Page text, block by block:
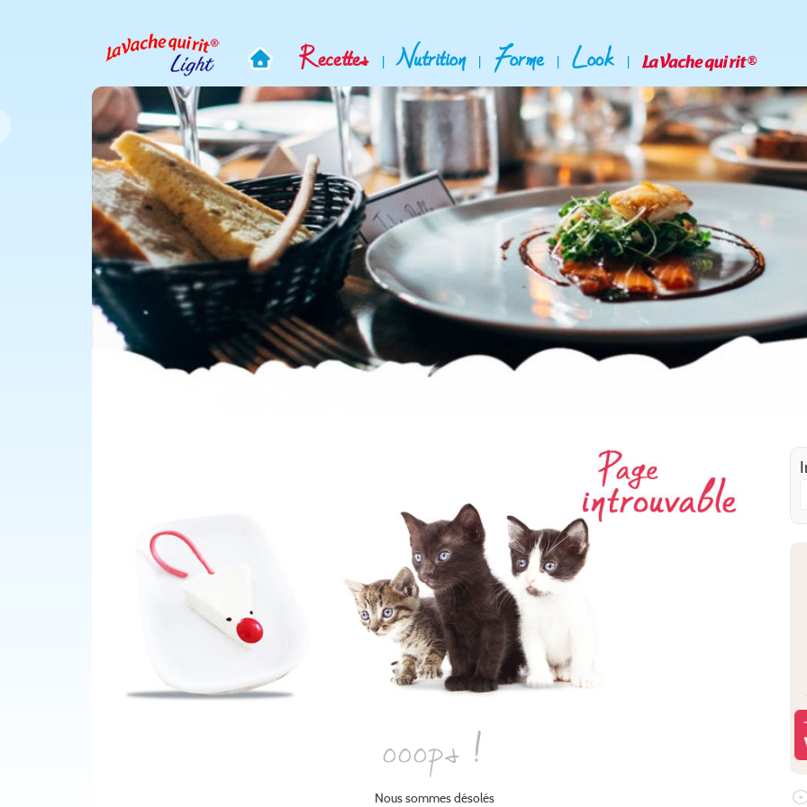
Recettes | Nutrition | Forme | Look |
ooops !
Nous sommes désolés